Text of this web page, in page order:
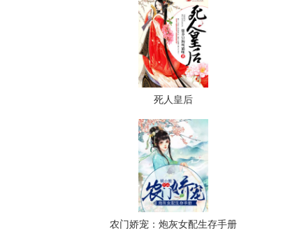
死人皇后
农门娇宠：炮灰女配生存手册